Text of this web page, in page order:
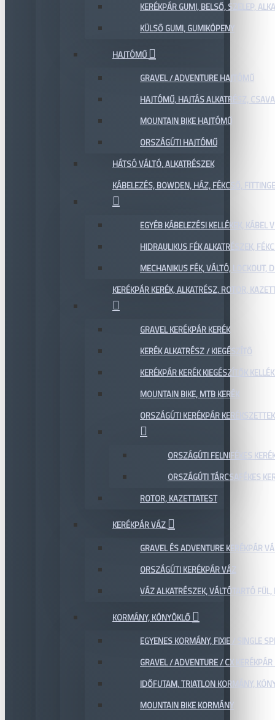
KERÉKPÁR GUMI, BELSŐ, SZELEP,
KÜLSŐ GUMI, GUMIKÖPENY
HAJTÓMŰ
GRAVEL / ADVENTURE HAJTÓMŰ
HAJTÓMŰ, HAJTÁS ALKATRÉSZ,
MOUNTAIN BIKE HAJTÓMŰ
ORSZÁGÚTI HAJTÓMŰ
HÁTSÓ VÁLTÓ, ALKATRÉSZEK
KÁBELEZÉS, BOWDEN, HÁZ, FÉKCSŐ,
EGYÉB KÁBELEZÉSI KELLÉKEK,
HIDRAULIKUS FÉK ALKATRÉSZEK,
MECHANIKUS FÉK, VÁLTÓ, LOCKOUT,
KERÉKPÁR KERÉK, ALKATRÉSZ, ROTOR,
GRAVEL KERÉKPÁR KERÉK
KERÉK ALKATRÉSZ / KIEGÉSZÍTŐ
KERÉKPÁR KERÉK KIEGÉSZÍTŐK
MOUNTAIN BIKE, MTB KERÉK
ORSZÁGÚTI KERÉKPÁR KERÉKSZETTEK
ORSZÁGÚTI FELNIFÉKES
ORSZÁGÚTI TÁRCSAFÉKES
ROTOR, KAZETTATEST
KERÉKPÁR VÁZ
GRAVEL ÉS ADVENTURE KERÉKPÁR
ORSZÁGÚTI KERÉKPÁR VÁZ
VÁZ ALKATRÉSZEK, VÁLTÓTARTÓ FÜL,
KORMÁNY, KÖNYÖKLŐ
EGYENES KORMÁNY, FIXIE / SINGLE
GRAVEL / ADVENTURE / CX
IDŐFUTAM, TRIATLON KORMÁNY,
MOUNTAIN BIKE KORMÁNY